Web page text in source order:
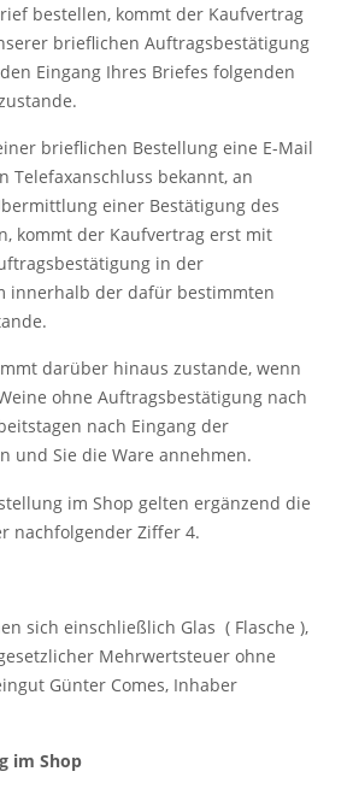
bestellen, kommt der Kaufvertrag
brieflichen Auftragsbestätigung
Eingang Ihres Briefes folgenden
brieflichen Bestellung eine E-Mail
Telefaxanschluss bekannt, an
einer Bestätigung des
kommt der Kaufvertrag erst mit
in der
innerhalb der dafür bestimmten
darüber hinaus zustande, wenn
ohne Auftragsbestätigung nach
nach Eingang der
und Sie die Ware annehmen.
im Shop gelten ergänzend die
nachfolgender Ziffer 4.
sich einschließlich Glas ( Flasche ),
Mehrwertsteuer ohne
Günter Comes, Inhaber
im Shop